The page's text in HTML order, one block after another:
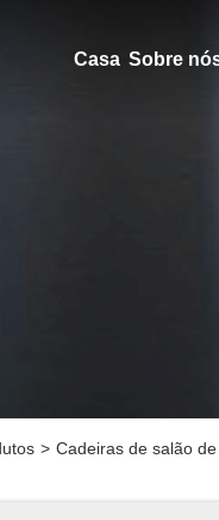
Casa Sobre
> Cadeiras de salão